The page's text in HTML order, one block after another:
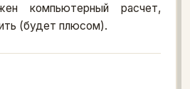
компьютерный расчет,
(будет плюсом).